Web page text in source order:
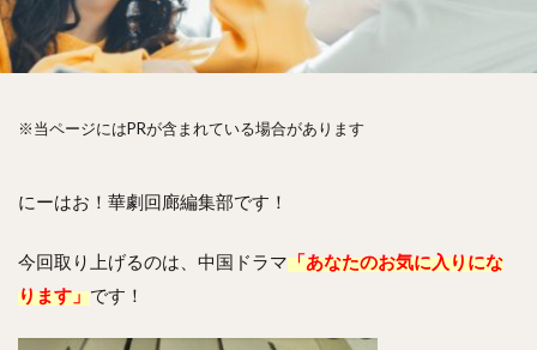
※当ページにはPRが含まれている場合があります
にーはお！華劇回廊編集部です！
今回取り上げるのは、中国ドラマ「あなたのお気に入りにな
ります」です！